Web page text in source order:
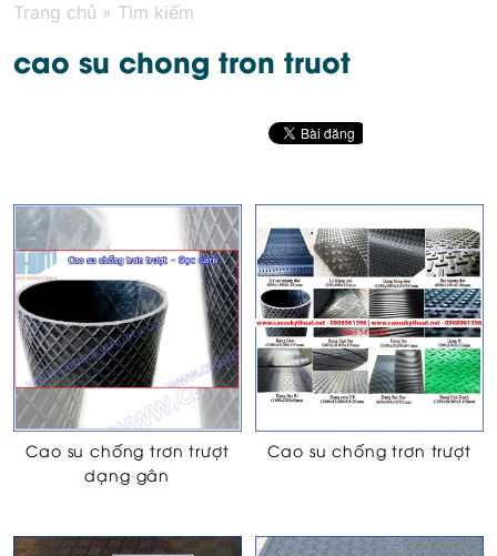
Trang chủ » Tìm kiếm
cao su chong tron truot
Cao su chống trơn trượt
dạng gân
Cao su chống trơn trượt